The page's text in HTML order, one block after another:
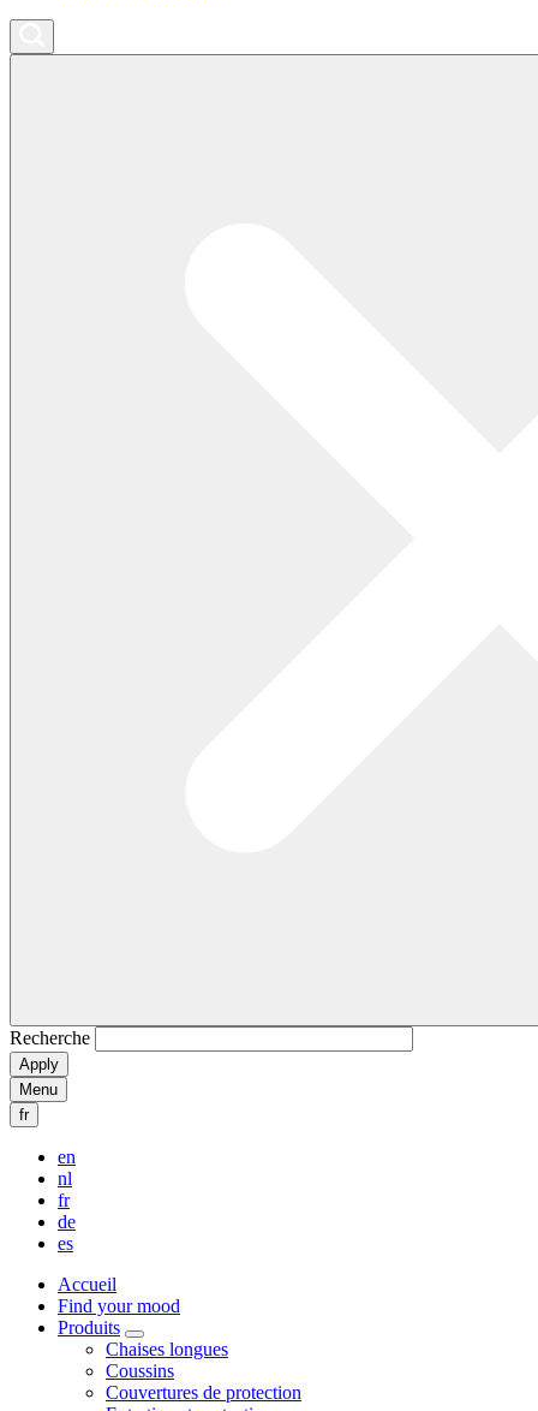
Recherche
Menu
fr
en
nl
fr
de
es
Accueil
Find your mood
Produits
Chaises longues
Coussins
Couvertures de protection